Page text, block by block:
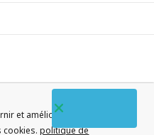
et améliorer nos services. En
cookies. politique de